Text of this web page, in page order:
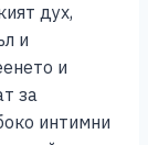
дух,
и
и
за
интимни